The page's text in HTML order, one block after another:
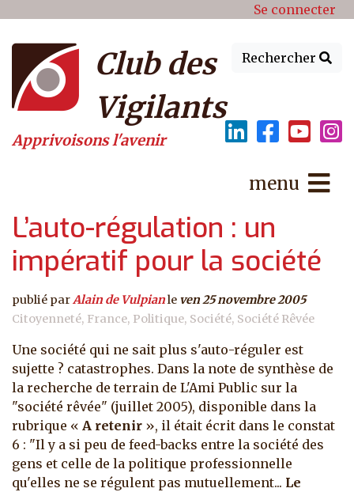
Menu du compte de Se connecter
Rechercher
Club des
Vigilants
Apprivoisons l'avenir
menu
L’auto-régulation : un
impératif pour la société
publié parAlain de Vulpianle ven 25 novembre 2005
Citoyenneté France Politique Société Société Rêvée
Une société qui ne sait plus s'auto-réguler est
sujette ? catastrophes. Dans la note de synthèse de
la recherche de terrain de L'Ami Public sur la
"société rêvée" (juillet 2005), disponible dans la
rubrique « A retenir », il était écrit dans le constat
6 : "Il y a si peu de feed-backs entre la société des
gens et celle de la politique professionnelle
qu'elles ne se régulent pas mutuellement... Le